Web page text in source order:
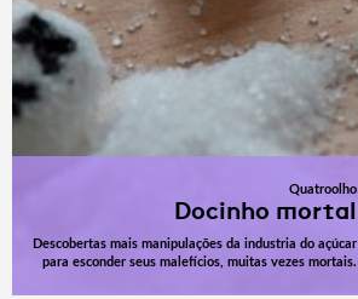
Quatroolho
Docinho mortal
Descobertas mais manipulações da industria do açúcar
para esconder seus malefícios, muitas vezes mortais.